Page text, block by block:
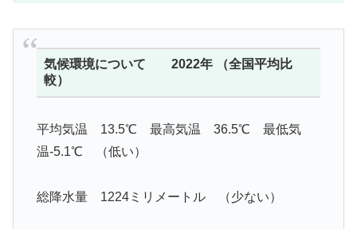
気候環境について 2022年 （全国平均比
較）
平均気温 13.5℃ 最高気温 36.5℃ 最低気
温-5.1℃ （低い）
総降水量 1224ミリメートル （少ない）